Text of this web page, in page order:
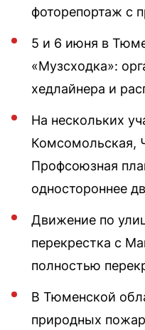
фоторепортаж с
5 и 6 июня в
«Музсходка»:
хедлайнера и
На нескольких
Комсомольская,
Профсоюзная
одностороннее
Движение по
перекрестка с
полностью
В Тюменской
природных